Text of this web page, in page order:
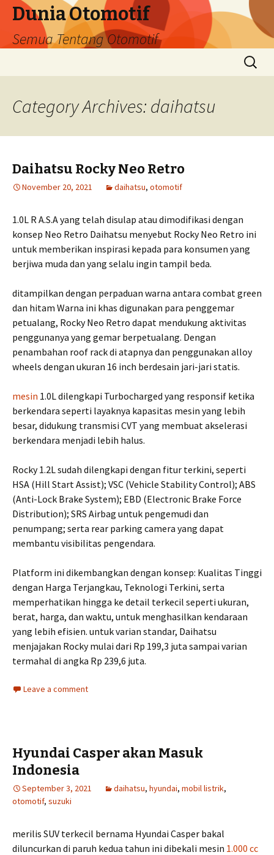
Dunia Otomotif
Semua Tentang Otomotif
Search
for:
Category Archives: daihatsu
Daihatsu Rocky Neo Retro
November 20, 2021 daihatsu, otomotif
1.0L R A.S.A yang telah disulap atau dimodifikasi dengan
konsep Neo Retro Daihatsu menyebut Rocky Neo Retro ini
untuk memberikan inspirasi kepada para konsumen yang
berjiwa muda dan yang selalu ingin tampil beda.
ditampilkan dengan perpaduan warna antara combat green
dan hitam Warna ini khas digunakan para penggemar
petualang, Rocky Neo Retro dapat mendukung aktivitas
penggunanya yang gemar berpetualang. Dengan
penambahan roof rack di atapnya dan penggunakan alloy
wheels dengan ukuran 16 inch berdesain jari-jari statis.
mesin 1.0L dilengkapi Turbocharged yang responsif ketika
berkendara seperti layaknya kapasitas mesin yang lebih
besar, didukung transmisi CVT yang membuat akselerasi
berkendara menjadi lebih halus.
Rocky 1.2L sudah dilengkapi dengan fitur terkini, seperti
HSA (Hill Start Assist); VSC (Vehicle Stability Control); ABS
(Anti-Lock Brake System); EBD (Electronic Brake Force
Distribution); SRS Airbag untuk pengemudi dan
penumpang; serta rear parking camera yang dapat
membantu visibilitas pengendara.
Platform ini dikembangkan dengan konsep: Kualitas Tinggi
dengan Harga Terjangkau, Teknologi Terkini, serta
memperhatikan hingga ke detail terkecil seperti ukuran,
berat, harga, dan waktu, untuk menghasilkan kendaraan
yang lebih efisien. untuk varian standar, Daihatsu
menjajakan Rocky mulai dari Rp 199,3 juta sampai varian
termahal di angka Rp 239,6 juta.
Leave a comment
Hyundai Casper akan Masuk
Indonesia
September 3, 2021 daihatsu, hyundai, mobil listrik,
otomotif, suzuki
merilis SUV terkecil bernama Hyundai Casper bakal
diluncurkan di paruh kedua tahun ini dibekali mesin 1.000 cc